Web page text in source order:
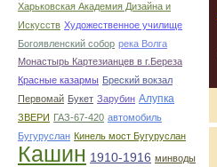
Харьковская Академия Дизайна и
Искусств Художественное училище
Богоявленский собор река Волга
Монастырь Картезианцев в г.Береза
Красные казармы Бреский вокзал
Первомай Букет Зарубин Алупка
ЗВЕРИ ГАЗ-67-420 автомобиль
Бугуруслан Кинель мост Бугуруслан
Кашин 1910-1916 минводы